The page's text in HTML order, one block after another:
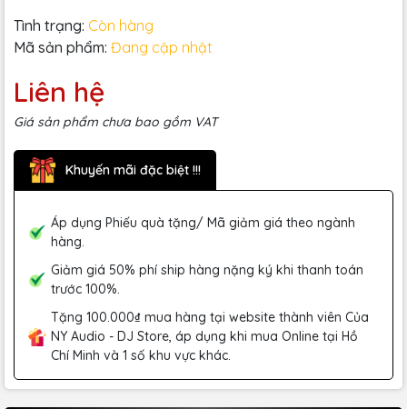
Tình trạng: Còn hàng
Mã sản phẩm: Đang cập nhật
Liên hệ
Giá sản phẩm chưa bao gồm VAT
Khuyến mãi đặc biệt !!!
Áp dụng Phiếu quà tặng/ Mã giảm giá theo ngành
hàng.
Giảm giá 50% phí ship hàng nặng ký khi thanh toán
trước 100%.
Tặng 100.000₫ mua hàng tại website thành viên Của
NY Audio - DJ Store, áp dụng khi mua Online tại Hồ
Chí Minh và 1 số khu vực khác.